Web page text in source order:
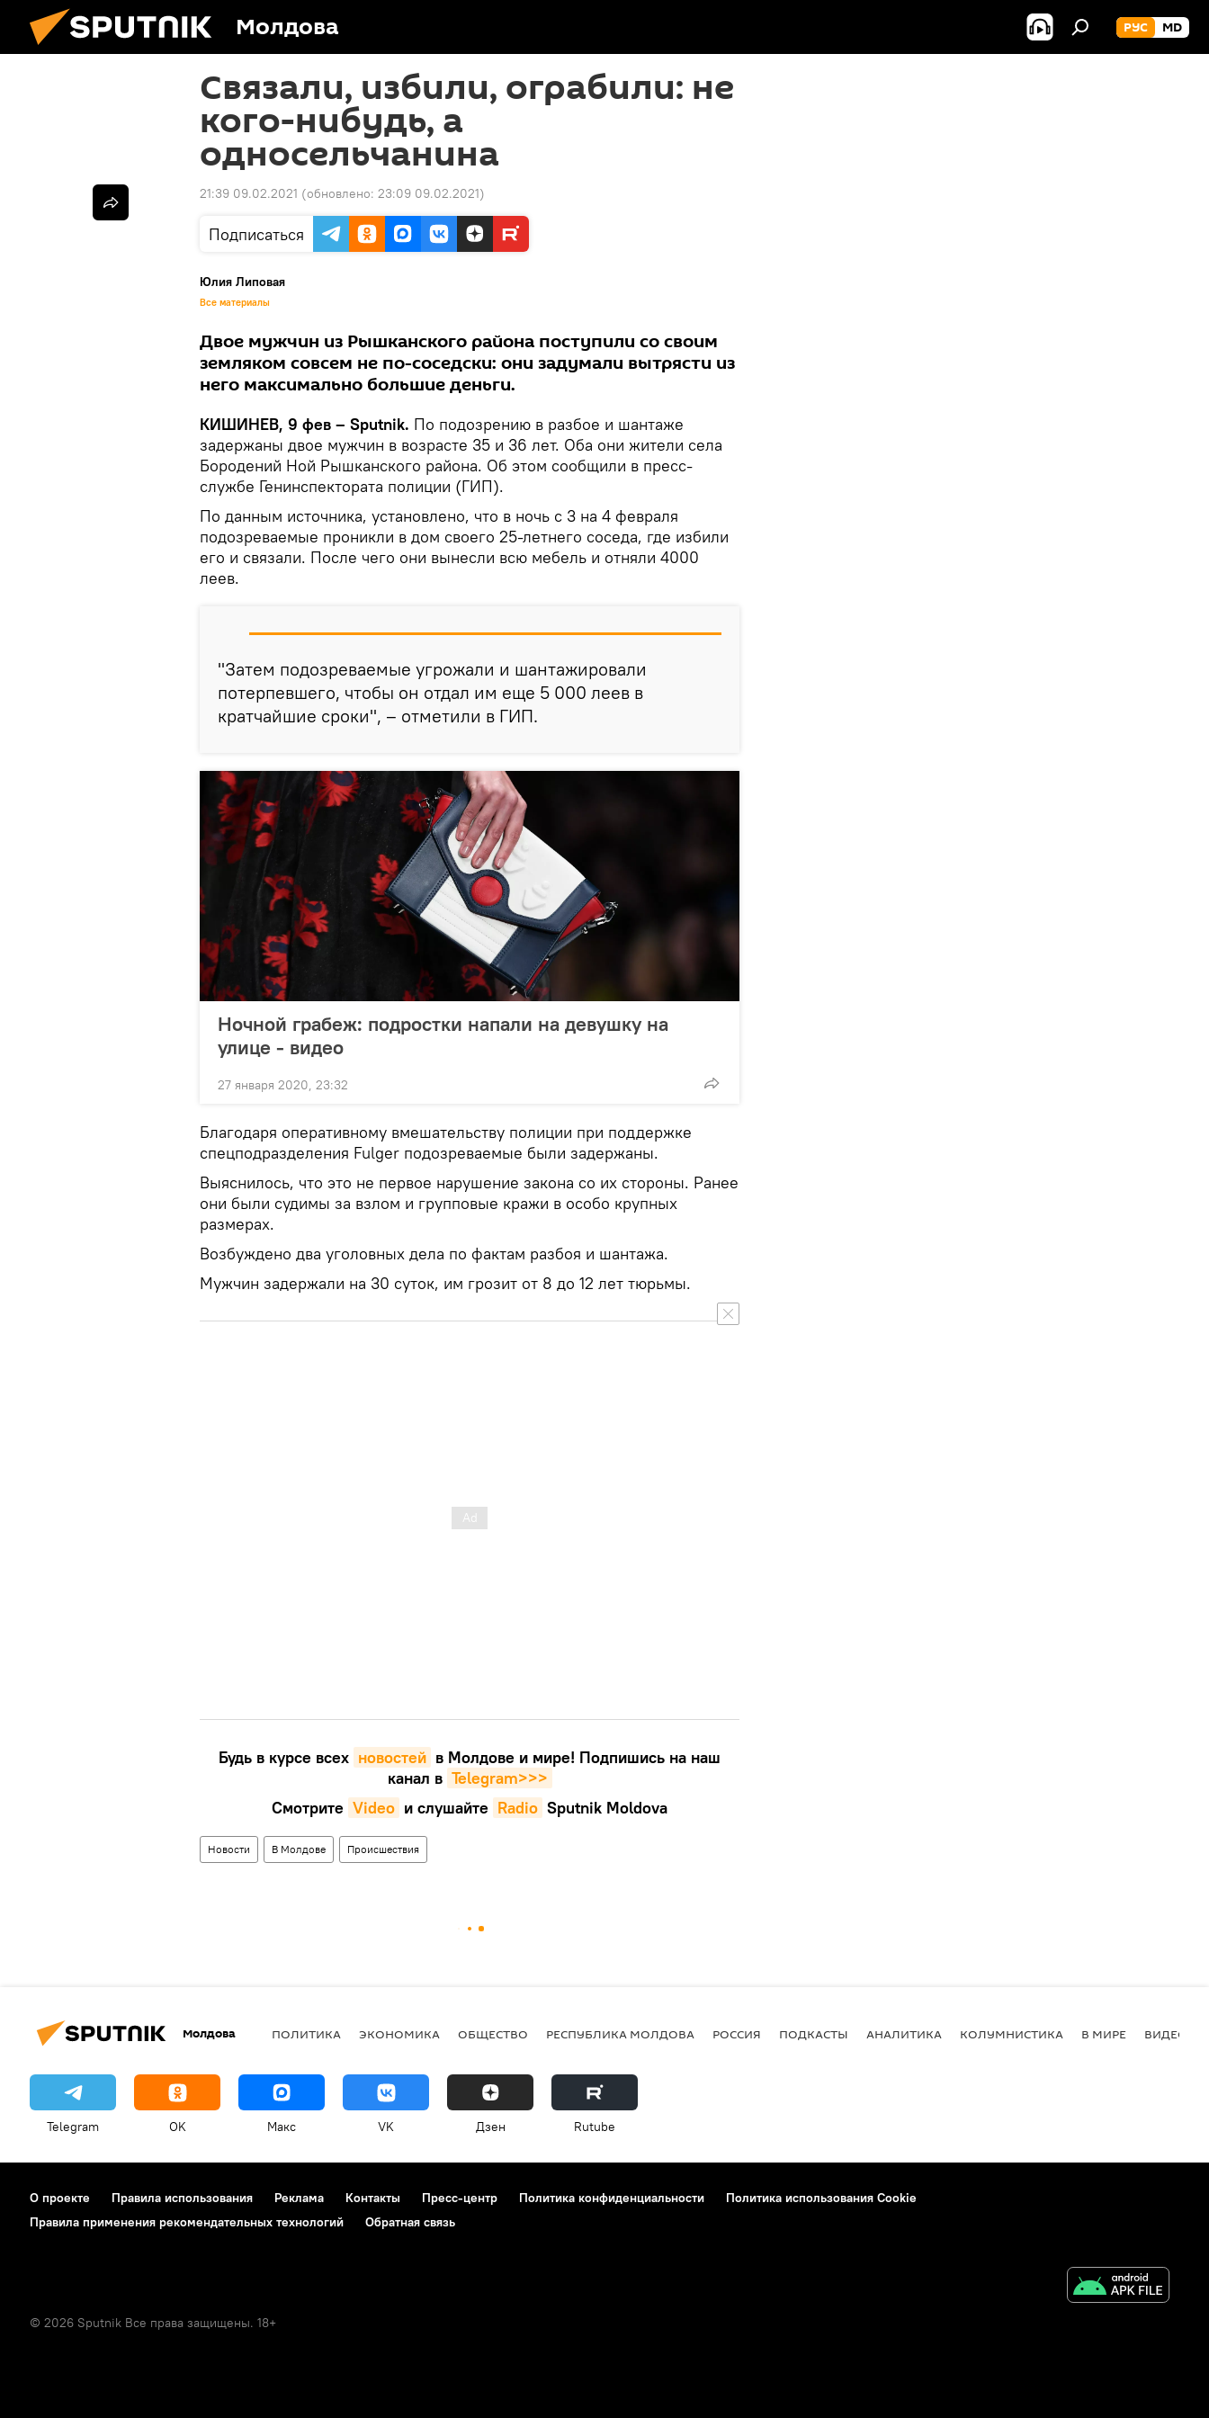
Молдова РУС MD
Связали, избили, ограбили: не
кого-нибудь, а
односельчанина
21:39 09.02.2021 (обновлено: 23:09 09.02.2021)
Подписаться
Юлия Липовая
Все материалы
Двое мужчин из Рышканского района поступили со своим
земляком совсем не по-соседски: они задумали вытрясти из
него максимально большие деньги.
КИШИНЕВ, 9 фев – Sputnik. По подозрению в разбое и шантаже
задержаны двое мужчин в возрасте 35 и 36 лет. Оба они жители села
Бородений Ной Рышканского района. Об этом сообщили в пресс-
службе Генинспектората полиции (ГИП).
По данным источника, установлено, что в ночь с 3 на 4 февраля
подозреваемые проникли в дом своего 25-летнего соседа, где избили
его и связали. После чего они вынесли всю мебель и отняли 4000
леев.
"Затем подозреваемые угрожали и шантажировали
потерпевшего, чтобы он отдал им еще 5 000 леев в
кратчайшие сроки", – отметили в ГИП.
Ночной грабеж: подростки напали на девушку на
улице - видео
27 января 2020, 23:32
Благодаря оперативному вмешательству полиции при поддержке
спецподразделения Fulger подозреваемые были задержаны.
Выяснилось, что это не первое нарушение закона со их стороны. Ранее
они были судимы за взлом и групповые кражи в особо крупных
размерах.
Возбуждено два уголовных дела по фактам разбоя и шантажа.
Мужчин задержали на 30 суток, им грозит от 8 до 12 лет тюрьмы.
Будь в курсе всех новостей в Молдове и мире! Подпишись на наш
канал в Telegram>>>
Смотрите Video и слушайте Radio Sputnik Moldova
Новости В Молдове Происшествия
Молдова ПОЛИТИКА ЭКОНОМИКА ОБЩЕСТВО РЕСПУБЛИКА МОЛДОВА РОССИЯ ПОДКАСТЫ АНАЛИТИКА КОЛУМНИСТИКА В МИРЕ ВИДЕО
Telegram OK Макс VK Дзен Rutube
О проекте Правила использования Реклама Контакты Пресс-центр Политика конфиденциальности
Политика использования Cookie
Правила применения рекомендательных технологий
Обратная связь
© 2026 Sputnik Все права защищены. 18+